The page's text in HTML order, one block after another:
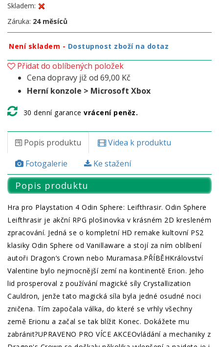
Skladem:
Záruka: 24 měsíců
Není skladem - Dostupnost zboží na dotaz
Přidat do oblíbených položek
Cena dopravy již od 69,00 Kč
Herní konzole > Microsoft Xbox
30 denní garance vrácení peněz.
Popis produktu
Videa k produktu
Fotogalerie
Ke stažení
Popis produktu
Hra pro Playstation 4 Odin Sphere: Leifthrasir. Odin Sphere
Leifthrasir je akční RPG plošinovka v krásném 2D kresleném
zpracování. Jedná se o kompletní HD remake kultovní PS2
klasiky Odin Sphere od Vanillaware a stojí za ním oblíbení
autoři Dragon’s Crown nebo Muramasa.PŘÍBĚHKrálovství
Valentine bylo nejmocnější zemí na kontinentě Erion. Jeho
lid prosperoval z používání magické síly Crystallization
Cauldron, jenže tato magická síla byla jedné osudné noci
zničena. Tím započala válka, do které se vrhly všechny
země Erionu a začal se tak blížit Konec. Dokážete mu
zabránit?UPRAVENO PRO VÍCE AKCEOvládání a mechaniky z